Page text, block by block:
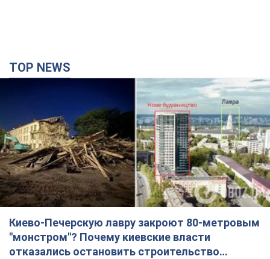
TOP NEWS
Киево-Печерскую лавру закроют 80-метровым
"монстром"? Почему киевские власти
отказались остановить строительство